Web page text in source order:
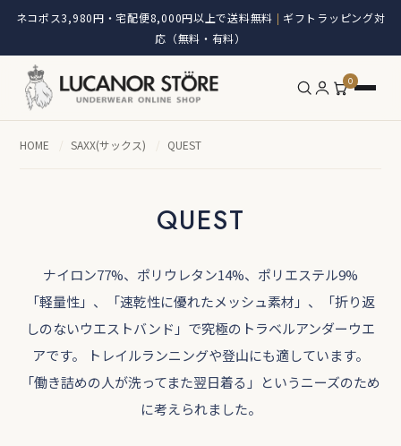
ネコポス3,980円・宅配便8,000円以上で送料無料 | ギフトラッピング対
応（無料・有料）
0
HOME / SAXX(サックス) / QUEST
QUEST
ナイロン77%、ポリウレタン14%、ポリエステル9%
「軽量性」、「速乾性に優れたメッシュ素材」、「折り返
しのないウエストバンド」で究極のトラベルアンダーウエ
アです。 トレイルランニングや登山にも適しています。
「働き詰めの人が洗ってまた翌日着る」というニーズのため
に考えられました。